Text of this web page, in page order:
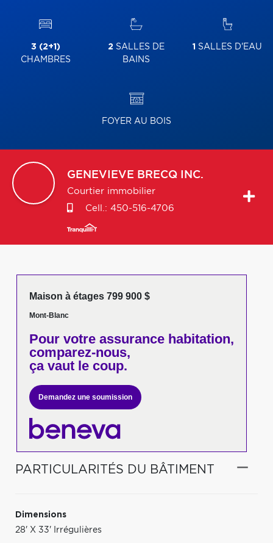
3 (2+1)
CHAMBRES
2 SALLES DE
BAINS
1 SALLES D'EAU
FOYER AU BOIS
GENEVIEVE BRECQ INC.
Courtier immobilier
Cell.: 450-516-4706
Maison à étages 799 900 $
Mont-Blanc
Pour votreassurance habitation,
comparez-nous,
ça vaut le coup.
Demandez une soumission
PARTICULARITÉS DU BÂTIMENT
Dimensions
28' X 33' Irrégulières